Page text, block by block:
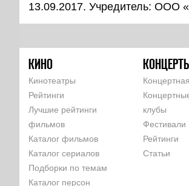
13.09.2017. Учредитель: ООО
КИНО
Кинотеатры
Рейтинги
Лучшие рейтинги
фильмов
Каталог фильмов
Каталог сериалов
Подборки по темам
Каталог персон
клубы
Фестивали
Рейтинги
Статьи